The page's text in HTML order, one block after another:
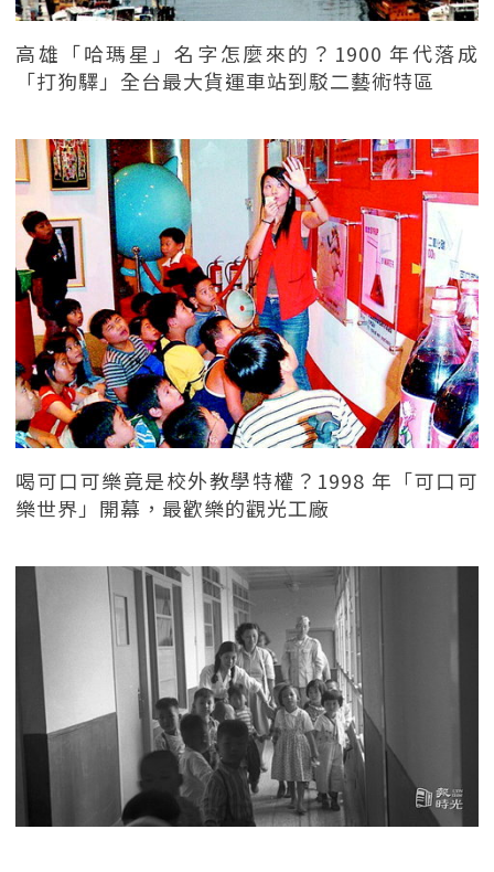
高雄「哈瑪星」名字怎麼來的？1900 年代落成
「打狗驛」全台最大貨運車站到駁二藝術特區
喝可口可樂竟是校外教學特權？1998 年「可口可
樂世界」開幕，最歡樂的觀光工廠